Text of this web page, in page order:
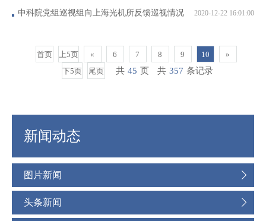
2020-12-22 16:01:00
中科院党组巡视组向上海光机所反馈巡视情况
首页 上5页 « 6 7 8 9 10
»
下5页
尾页 共 45 页 共 357 条记录
新闻动态
图片新闻
头条新闻